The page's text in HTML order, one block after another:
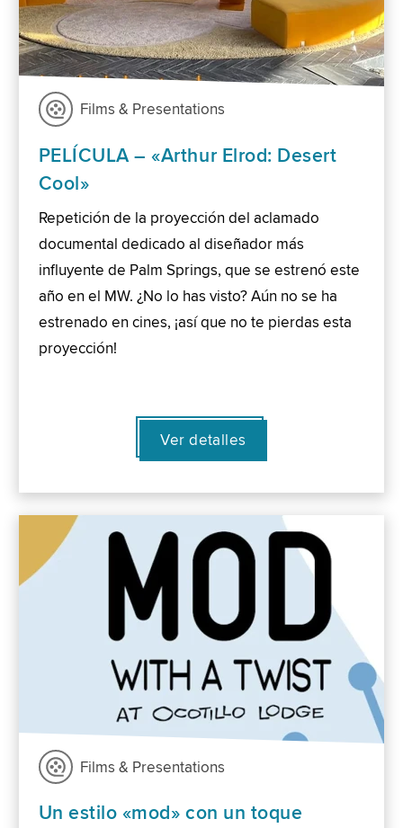
Films & Presentations
PELÍCULA – «Arthur Elrod: Desert
Cool»
Repetición de la proyección del aclamado
documental dedicado al diseñador más
influyente de Palm Springs, que se estrenó este
año en el MW. ¿No lo has visto? Aún no se ha
estrenado en cines, ¡así que no te pierdas esta
proyección!
Ver detalles
Films & Presentations
Un estilo «mod» con un toque